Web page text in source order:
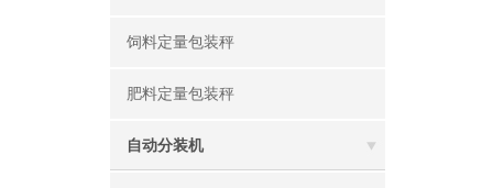
饲料定量包装秤
肥料定量包装秤
自动分装机